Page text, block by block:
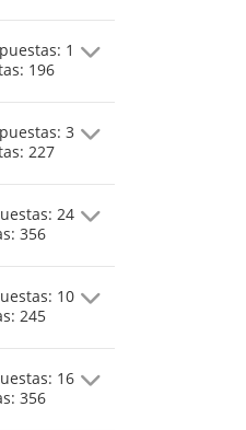
1
196
3
227
24
356
10
245
16
356